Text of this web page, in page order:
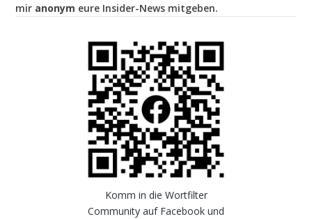
mir anonym eure Insider-News mitgeben.
Komm in die Wortfilter
Community auf Facebook und